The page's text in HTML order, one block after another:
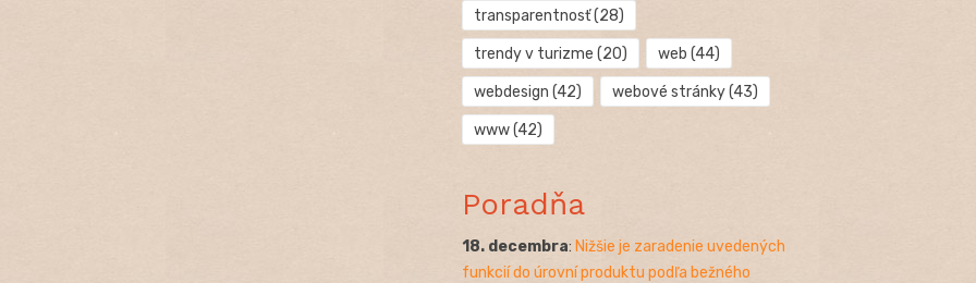
transparentnosť(28)
trendy v turizme (20) web (44)
webdesign (42) webové stránky(43)
www(42)
Poradňa
18. decembra: Nižšie je zaradenie uvedených
funkcií do úrovní produktu podľa bežného